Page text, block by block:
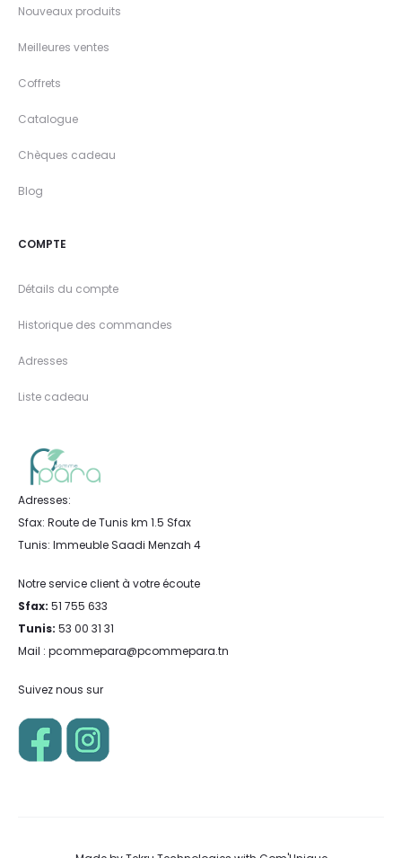
Nouveaux produits
Meilleures ventes
Coffrets
Catalogue
Chèques cadeau
Blog
COMPTE
Détails du compte
Historique des commandes
Adresses
Liste cadeau
Adresses:
Sfax: Route de Tunis km 1.5 Sfax
Tunis: Immeuble Saadi Menzah 4
Notre service client à votre écoute
Sfax: 51 755 633
Tunis: 53 00 31 31
Mail : pcommepara@pcommepara.tn
Suivez nous sur